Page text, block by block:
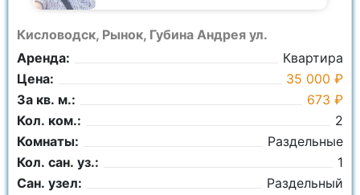
Кисловодск, Рынок, Губина Андрея ул.
Аренда:
Квартира
Цена:
35 000 ₽
За кв. м.:
673 ₽
Кол. ком.:
2
Комнаты:
Раздельные
Кол. сан. уз.:
1
Сан. узел:
Раздельный